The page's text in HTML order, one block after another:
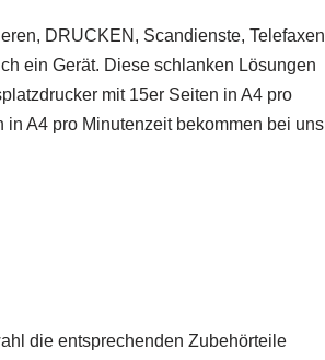
DRUCKEN, Scandienste, Telefaxen
ein Gerät. Diese schlanken Lösungen
mit 15er Seiten in A4 pro
A4 pro Minutenzeit bekommen bei uns
die entsprechenden Zubehörteile